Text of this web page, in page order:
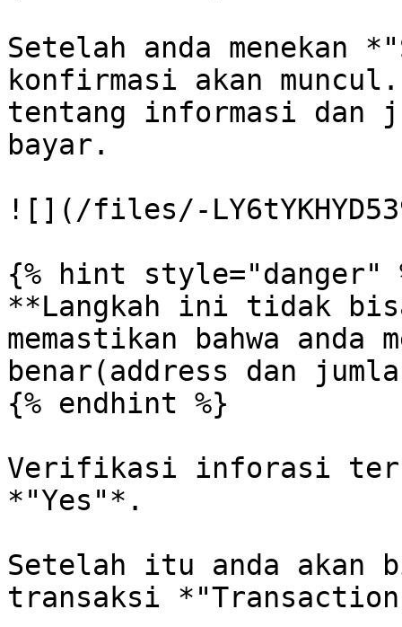
Setelah anda menekan
konfirmasi akan
tentang informasi dan
bayar.
![](/files/-
{% hint style="danger"
**Langkah ini tidak
memastikan bahwa anda
benar(address dan
{% endhint %}
Verifikasi inforasi
*"Yes"*.
Setelah itu anda akan
transaksi